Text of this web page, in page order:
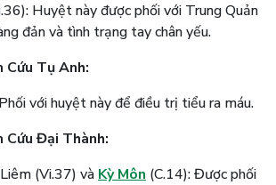
Huyệt này được phối với Trung Quản
đản và tình trạng tay chân yếu.
Cứu Tụ Anh:
với huyệt này để điều trị tiểu ra máu.
Cứu Đại Thành:
(Vi.37) và Kỳ Môn (C.14): Được phối